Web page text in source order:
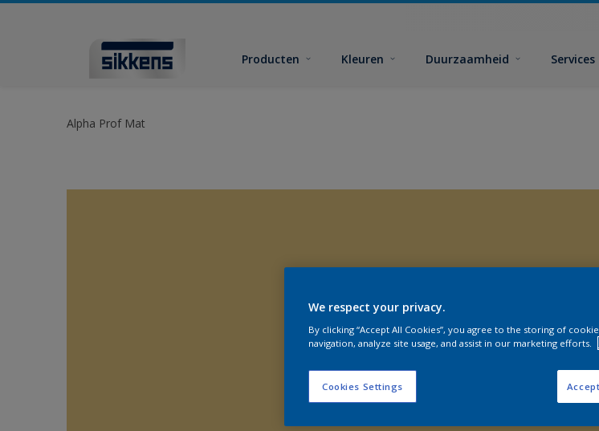
Producten Kleuren Duurzaamheid Services
Alpha Prof Mat
We respect your privacy.
By clicking “Accept All Cookies”, you agree to the storing of
navigation, analyze site usage, and assist in our marketing efforts.
Cookies Settings